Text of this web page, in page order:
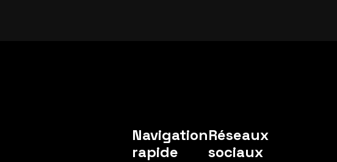
Navigation
rapide
Réseaux
sociaux